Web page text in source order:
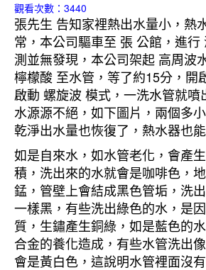
觀看次數：3440
張先生 告知家裡熱出水量小，熱
常，本公司驅車至 張 公館，進行
測並無發現，本公司架起 高周波
檸檬酸 至水管，等了約15分，開
啟動 螺旋波 模式，一洗水管就噴
水源源不絕，如下圖片，兩個多
乾淨出水量也恢復了，熱水器也
如是自來水，如水管老化，會產
積，洗出來的水就會是咖啡色，
錳，管壁上會結成黑色管垢，洗
一樣黑，有些洗出綠色的水，是
質，生鏽產生銅綠，如是藍色的
合金的養化造成，有些水管洗出
會是黃白色，這說明水管裡面沒